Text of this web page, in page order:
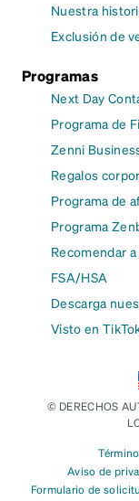
Nuestra
Exclusión de
Programas
Next Day
Programa de
Zenni
Regalos
Programa de
Programa
Recomendar
FSA/HSA
Descarga
Visto en
© DERECHOS
Aviso de
Formulario de